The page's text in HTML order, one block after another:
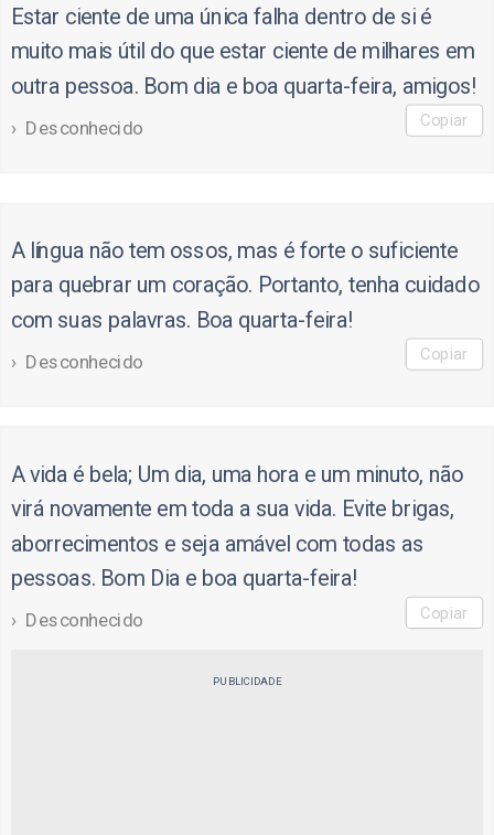
Estar ciente de uma única falha dentro de si é
muito mais útil do que estar ciente de milhares em
outra pessoa. Bom dia e boa quarta-feira, amigos!
Desconhecido Copiar
A língua não tem ossos, mas é forte o suficiente
para quebrar um coração. Portanto, tenha cuidado
com suas palavras. Boa quarta-feira!
Desconhecido Copiar
A vida é bela; Um dia, uma hora e um minuto, não
virá novamente em toda a sua vida. Evite brigas,
aborrecimentos e seja amável com todas as
pessoas. Bom Dia e boa quarta-feira!
Desconhecido Copiar
PUBLICIDADE